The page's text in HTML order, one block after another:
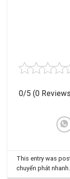
0/5 (0
This entry was
chuyển phát nhanh